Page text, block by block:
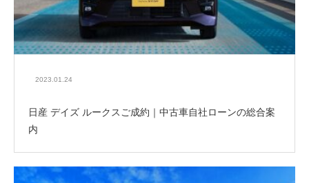
2023.01.24
日産 デイズ ルークスご成約｜中古車自社ローンの総合案
内